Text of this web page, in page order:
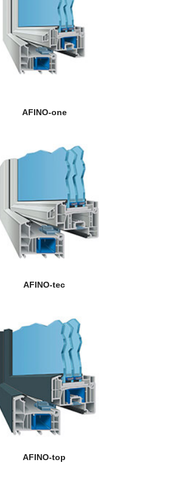
AFINO-one
AFINO-tec
AFINO-top